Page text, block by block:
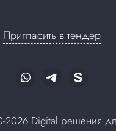
Пригласить в тендер
2026 Digital решения